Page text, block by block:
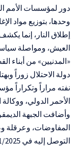
دور لمؤسسات الأمم
وحدها، بتوزيع مواد
إطلاق النار، إنما
العيش، ومواصلة
«المدنيين» من أبناء
دولة الاحتلال زوراً
نفته مراراً وتكراراً
الأحمر الدولي، ووكالة
وأضافت الجبهة
المفاوضات، وعرقلة